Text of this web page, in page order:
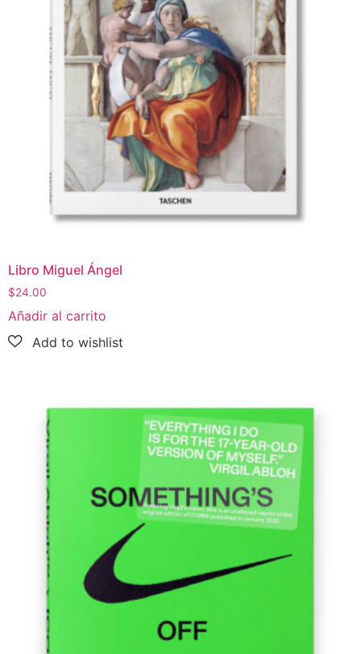
Libro Miguel Ángel
$24.00
Añadir al carrito